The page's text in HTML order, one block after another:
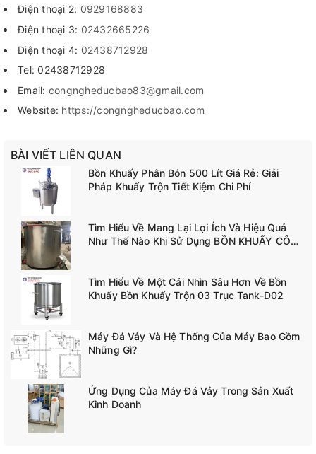
Điện thoại 2: 0929168883
Điện thoại 3: 02432665226
Điện thoại 4: 02438712928
Tel: 02438712928
Email: congngheducbao83@gmail.com
Website: https://congngheducbao.com
BÀI VIẾT LIÊN QUAN
Bồn Khuấy Phân Bón 500 Lít Giá Rẻ: Giải
Pháp Khuấy Trộn Tiết Kiệm Chi Phí
Tìm Hiểu Về Mang Lại Lợi Ích Và Hiệu Quả
Như Thế Nào Khi Sử Dụng BỒN KHUẤY CÔNG
Tìm Hiểu Về Một Cái Nhìn Sâu Hơn Về Bồn
Khuấy Bồn Khuấy Trộn 03 Trục Tank-D02
Máy Đá Vảy Và Hệ Thống Của Máy Bao Gồm
Những Gì?
Ứng Dụng Của Máy Đá Vảy Trong Sản Xuất
Kinh Doanh